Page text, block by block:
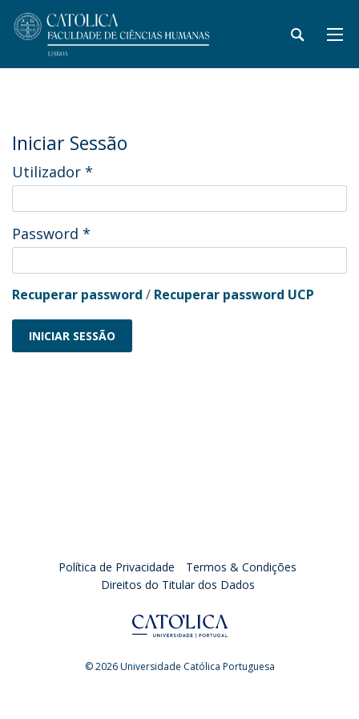
Iniciar Sessão
Utilizador *
Password *
Recuperar password / Recuperar password UCP
INICIAR SESSÃO
Política de Privacidade
Termos & Condições
Direitos do Titular dos Dados
© 2026 Universidade Católica Portuguesa